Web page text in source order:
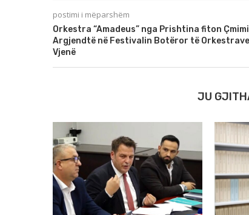
postimi i mëparshëm
Orkestra “Amadeus” nga Prishtina fiton
Argjendtë në Festivalin Botëror të
Vjenë
JU